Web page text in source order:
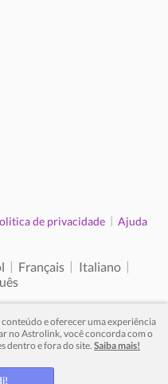
de privacidade | Ajuda
| Français | Italiano |
reservados.
e oferecer uma experiência
no Astrolink, você concorda com o
dentro e fora do site. Saiba mais!